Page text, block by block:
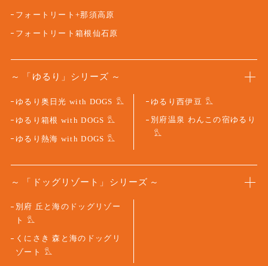
フォートリート+那須高原
フォートリート箱根仙石原
「ゆるり」シリーズ
ゆるり奥日光 with DOGS
ゆるり箱根 with DOGS
ゆるり熱海 with DOGS
ゆるり西伊豆
別府温泉 わんこの宿ゆるり
「ドッグリゾート」シリーズ
別府 丘と海のドッグリゾー
ト
くにさき 森と海のドッグリ
ゾート